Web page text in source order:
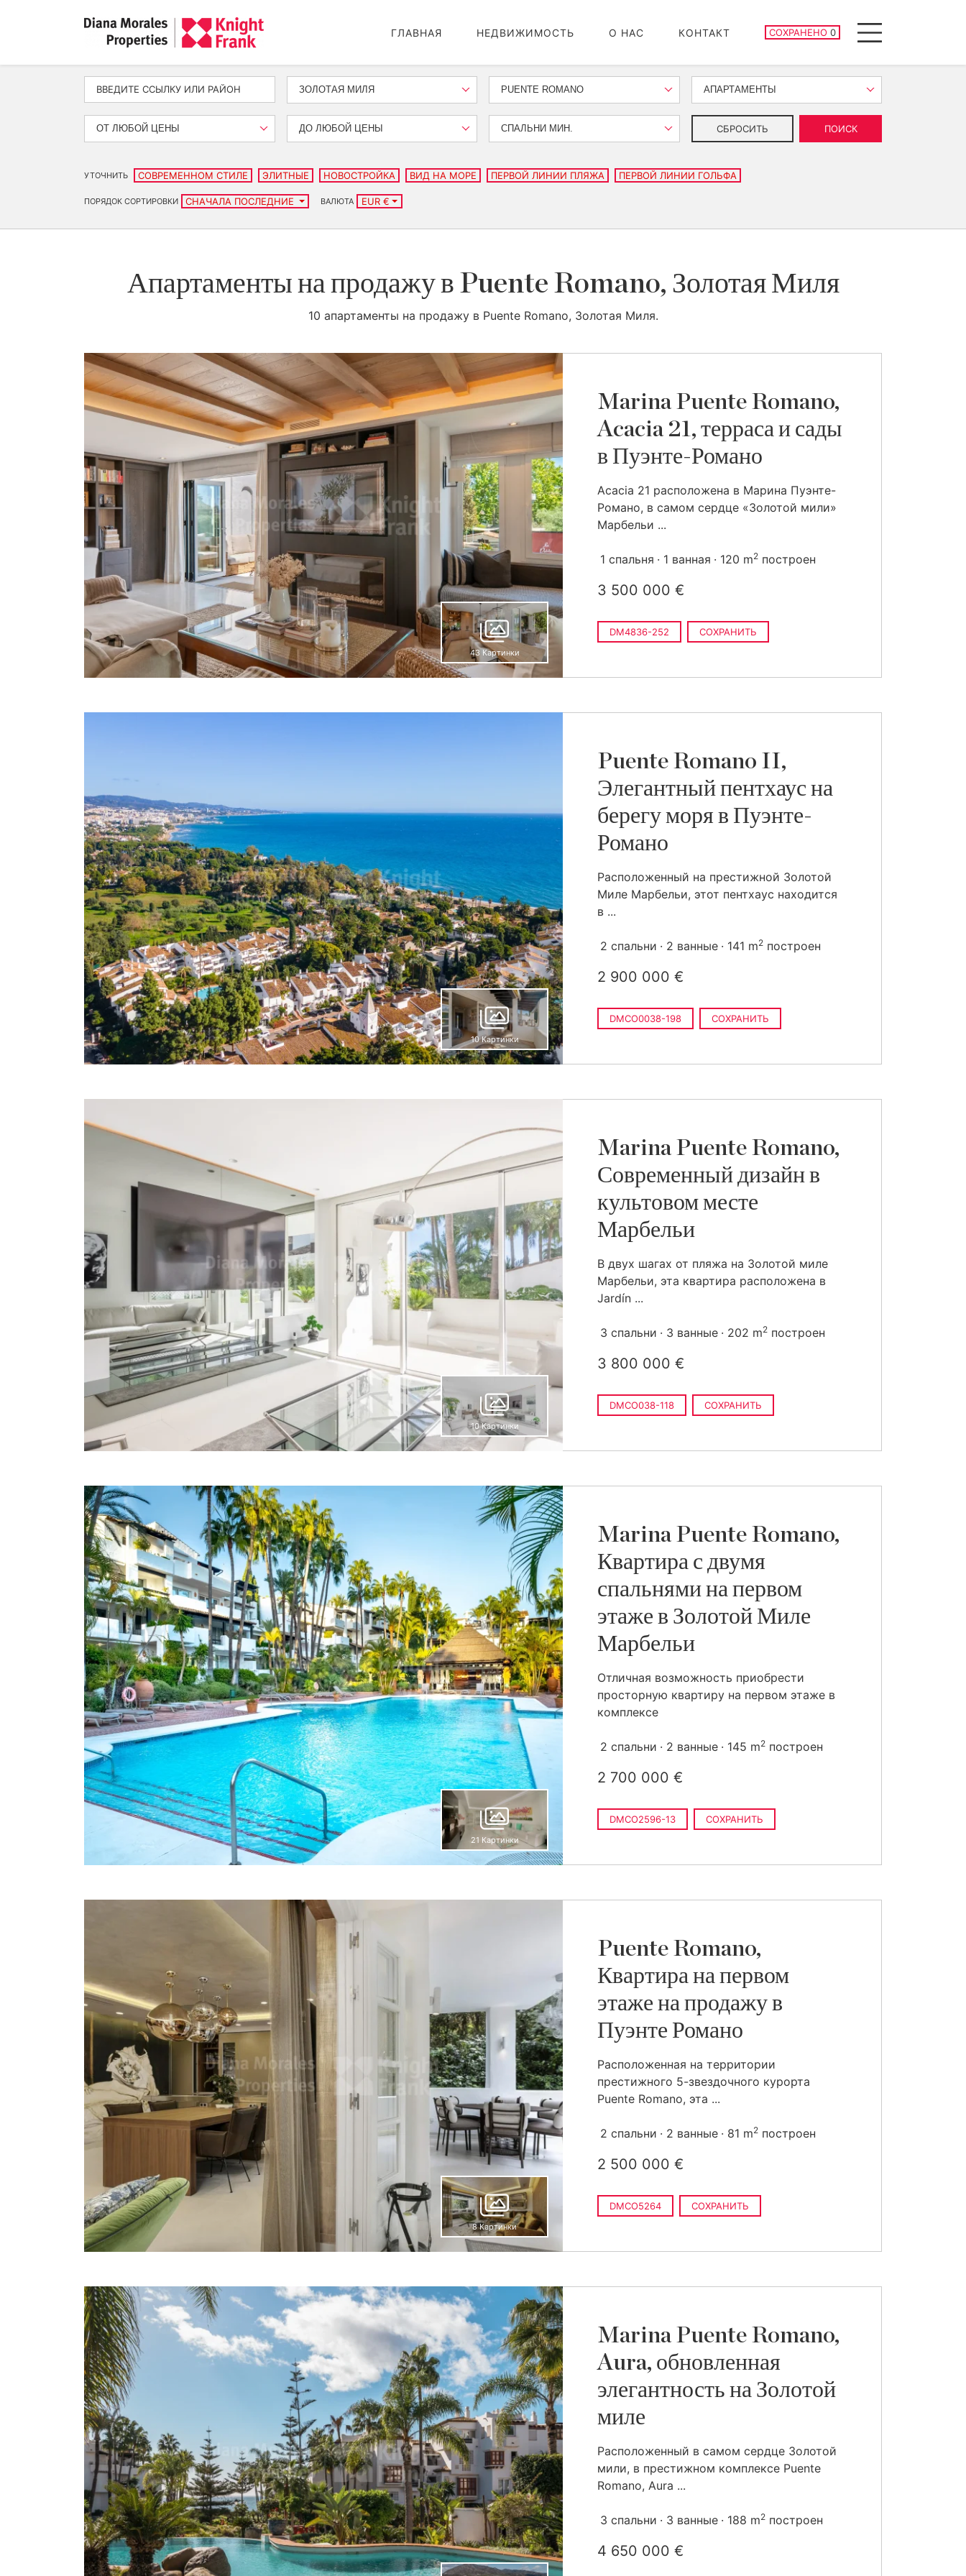
ГЛАВНАЯ НЕДВИЖИМОСТЬ О НАС КОНТАКТ СОХРАНЕНО 0
СОХРАНЕННЫЕ ОБЪЕКТЫ
Menu
ЗОЛОТАЯ МИЛЯ PUENTE ROMANO АПАРТАМЕНТЫ
ОТ ЛЮБОЙ ЦЕНЫ ДО ЛЮБОЙ ЦЕНЫ СПАЛЬНИ МИН. СБРОСИТЬ ПОИСК
УТОЧНИТЬ СОВРЕМЕННОМ СТИЛЕ ЭЛИТНЫЕ НОВОСТРОЙКА ВИД НА МОРЕ ПЕРВОЙ ЛИНИИ ПЛЯЖА ПЕРВОЙ ЛИНИИ ГОЛЬФА
ПОРЯДОК СОРТИРОВКИ СНАЧАЛА ПОСЛЕДНИЕ ВАЛЮТА EUR €
Апартаменты на продажу в Puente Romano, Золотая Миля
10 апартаменты на продажу в Puente Romano, Золотая Миля.
43 Картинки
Marina Puente Romano,
Acacia 21, терраса и сады
в Пуэнте-Романо
Acacia 21 расположена в Марина Пуэнте-
Романо, в самом сердце «Золотой мили»
Марбельи ...
1 спальня 1 ванная 120 m2 построен
3 500 000 €
DM4836-252 СОХРАНИТЬ
10 Картинки
Puente Romano II,
Элегантный пентхаус на
берегу моря в Пуэнте-
Романо
Расположенный на престижной Золотой
Миле Марбельи, этот пентхаус находится
в ...
2 спальни 2 ванные 141 m2 построен
2 900 000 €
DMCO0038-198 СОХРАНИТЬ
10 Картинки
Marina Puente Romano,
Современный дизайн в
культовом месте
Марбельи
В двух шагах от пляжа на Золотой миле
Марбельи, эта квартира расположена в
Jardín ...
3 спальни 3 ванные 202 m2 построен
3 800 000 €
DMCO038-118 СОХРАНИТЬ
21 Картинки
Marina Puente Romano,
Квартира с двумя
спальнями на первом
этаже в Золотой Миле
Марбельи
Отличная возможность приобрести
просторную квартиру на первом этаже в
комплексе
2 спальни 2 ванные 145 m2 построен
2 700 000 €
DMCO2596-13 СОХРАНИТЬ
8 Картинки
Puente Romano,
Квартира на первом
этаже на продажу в
Пуэнте Романо
Расположенная на территории
престижного 5-звездочного курорта
Puente Romano, эта ...
2 спальни 2 ванные 81 m2 построен
2 500 000 €
DMCO5264 СОХРАНИТЬ
Marina Puente Romano,
Aura, обновленная
элегантность на Золотой
миле
Расположенный в самом сердце Золотой
мили, в престижном комплексе Puente
Romano, Aura ...
3 спальни 3 ванные 188 m2 построен
4 650 000 €